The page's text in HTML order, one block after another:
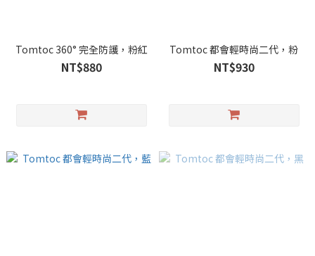
Tomtoc 360° 完全防護，粉紅
NT$880
Tomtoc 都會輕時尚二代，粉
NT$930